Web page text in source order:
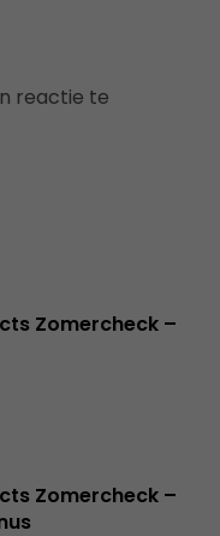
reactie te
Zomercheck –
Zomercheck –